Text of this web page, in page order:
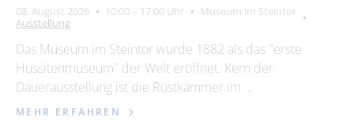
bitte wählen
08. August 2026 10:00 – 17:00 Uhr
Museum im Steintor
Ausstellung
Das Museum im Steintor wurde 1882 als das "erste
Hussitenmuseum" der Welt eröffnet. Kern der
Dauerausstellung ist die Rüstkammer im …
MEHR ERFAHREN